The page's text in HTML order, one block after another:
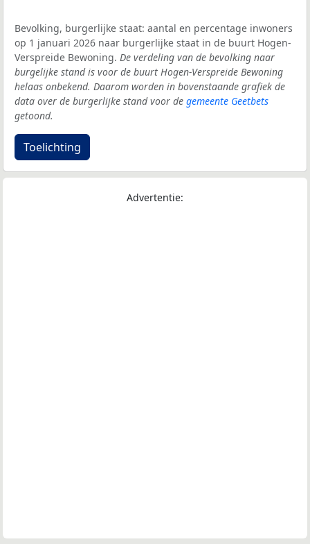
Bevolking, burgerlijke staat: aantal en percentage inwoners
op 1 januari 2026 naar burgerlijke staat in de buurt Hogen-
Verspreide Bewoning. De verdeling van de bevolking naar
burgelijke stand is voor de buurt Hogen-Verspreide Bewoning
helaas onbekend. Daarom worden in bovenstaande grafiek de
data over de burgerlijke stand voor de gemeente Geetbets
getoond.
Toelichting
Advertentie: